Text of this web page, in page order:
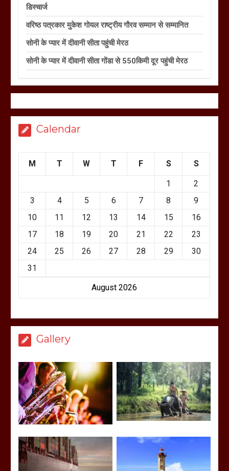
डिस्चार्ज
वरिष्ठ पत्रकार मुकेश गोयल राष्ट्रीय गौरव सम्मान से सम्मानित
सोनी के प्यार में दीवानी सीता पहुंची मेरठ
सोनी के प्यार में दीवानी सीता गोंडा से 550किमी दूर पहुंची मेरठ
Calendar
August 2026
M T W T F S S
1
2
3
4 5 6 7 8
9
10
11 12 13 14 15
16
17
18 19 20 21 22
23
24
25 26 27 28 29
30
31
Gallery